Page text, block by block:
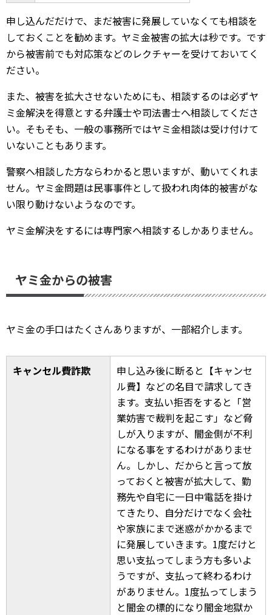
申し込んだだけで、まだ被害に発展していなくても相談を
しておくことを勧めます。ヤミ金被害の拡大は秒です。です
から被害前でも対応策などのレクチャーを受けておいてく
ださい。
また、被害を拡大させないためにも、相談するのは必ずヤ
ミ金解決を得意とする弁護士や司法書士へ相談してくださ
い。そもそも、一般の事務所ではヤミ金相談は受け付けて
いないこともあります。
警察へ相談した方ならわかると思いますが、動いてくれま
せん。ヤミ金問題は民事事件として扱われ肉体的被害がな
い限り動けないようなのです。
ヤミ金解決をするには専門家へ相談するしかありません。
ヤミ金からの被害
ヤミ金の手口はたくさんありますが、一部紹介します。
キャンセル費詐欺
申し込み後に断ると【キャンセ
ル費】などの名目で請求してき
ます。支払い拒否をすると「営
業妨害で裁判を起こす」など脅
しが入りますが、闇金側が不利
になる事をするわけがありませ
ん。しかし、だからと言って放
っておくと被害が拡大して、勤
務先や自宅に一日中電話を掛け
てきたり、自分だけでなく会社
や家族にまで迷惑がかかるまで
に発展していきます。1度だけと
思い支払ってしまう方も多いよ
うですが、支払って終わるわけ
がありません。1度払ってしまう
と闇金の標的になり闇金地獄か